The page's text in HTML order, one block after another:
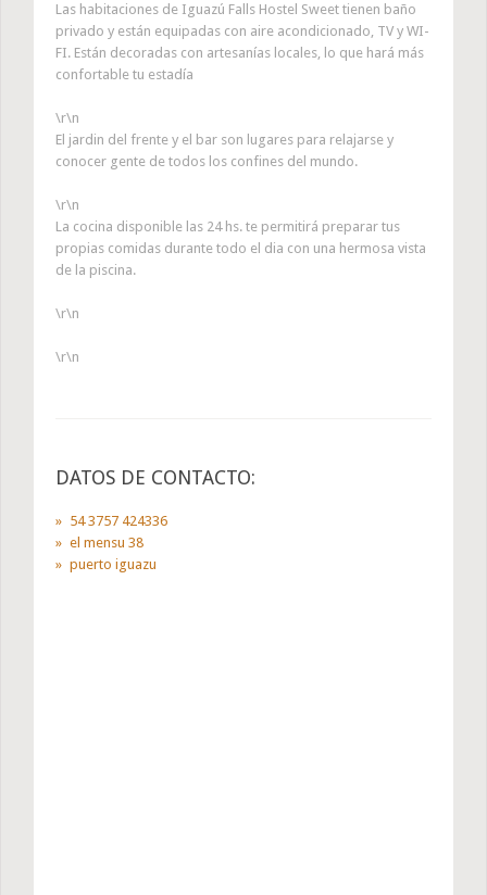
Las habitaciones de Iguazú Falls Hostel Sweet tienen baño
privado y están equipadas con aire acondicionado, TV y WI-
FI. Están decoradas con artesanías locales, lo que hará más
confortable tu estadía
\r\n
El jardin del frente y el bar son lugares para relajarse y
conocer gente de todos los confines del mundo.
\r\n
La cocina disponible las 24 hs. te permitirá preparar tus
propias comidas durante todo el dia con una hermosa vista
de la piscina.
\r\n
\r\n
DATOS DE CONTACTO:
54 3757 424336
el mensu 38
puerto iguazu